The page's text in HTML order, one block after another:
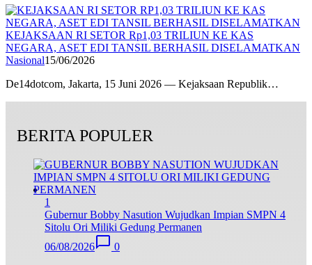
KEJAKSAAN RI SETOR Rp1,03 TRILIUN KE KAS
NEGARA, ASET EDI TANSIL BERHASIL DISELAMATKAN
Nasional15/06/2026
De14dotcom, Jakarta, 15 Juni 2026 — Kejaksaan Republik…
BERITA POPULER
1
Gubernur Bobby Nasution Wujudkan Impian SMPN 4
Sitolu Ori Miliki Gedung Permanen
06/08/2026
0